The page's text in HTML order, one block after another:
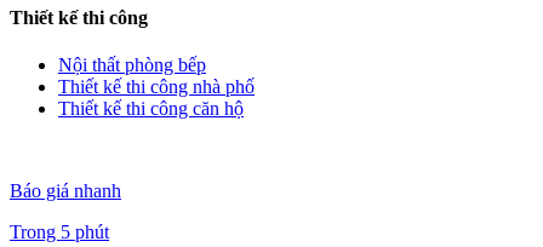
Thiết kế thi công
Nội thất phòng bếp
Thiết kế thi công nhà phố
Thiết kế thi công căn hộ
Báo giá nhanh
Trong 5 phút